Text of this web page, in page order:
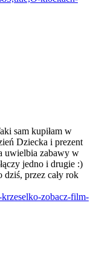
sam kupiłam w
Dziecka i prezent
uwielbia zabawy w
jedno i drugie :)
dziś, przez cały rok
zobacz-film-